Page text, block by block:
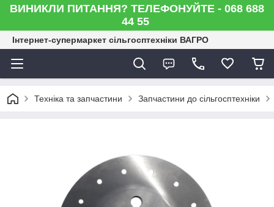
ВИНИКЛИ ПИТАННЯ? ТЕЛЕФОНУЙТЕ - 068 688
44 55
Інтернет-супермаркет сільгосптехніки ВАГРО
Техніка та запчастини Запчастини до сільгосптехніки